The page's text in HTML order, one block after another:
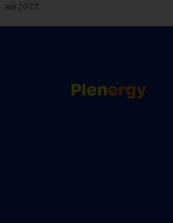
até 2027.